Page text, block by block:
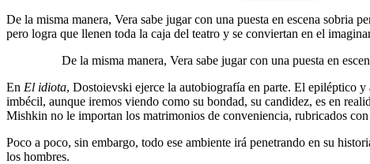
De la misma manera, Vera sabe jugar con una puesta en escena sobria
pero logra que llenen toda la caja del teatro y se conviertan en el
De la misma manera, Vera sabe jugar con una puesta en
En El idiota, Dostoievski ejerce la autobiografía en parte. El epiléptico
imbécil, aunque iremos viendo como su bondad, su candidez, es en
Mishkin no le importan los matrimonios de conveniencia, rubricados
Poco a poco, sin embargo, todo ese ambiente irá penetrando en su
los hombres.